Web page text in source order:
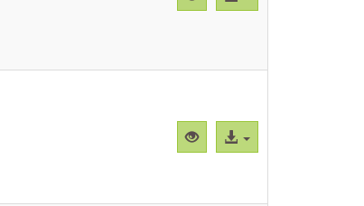
previaal
Vista
previa
Acceso
al